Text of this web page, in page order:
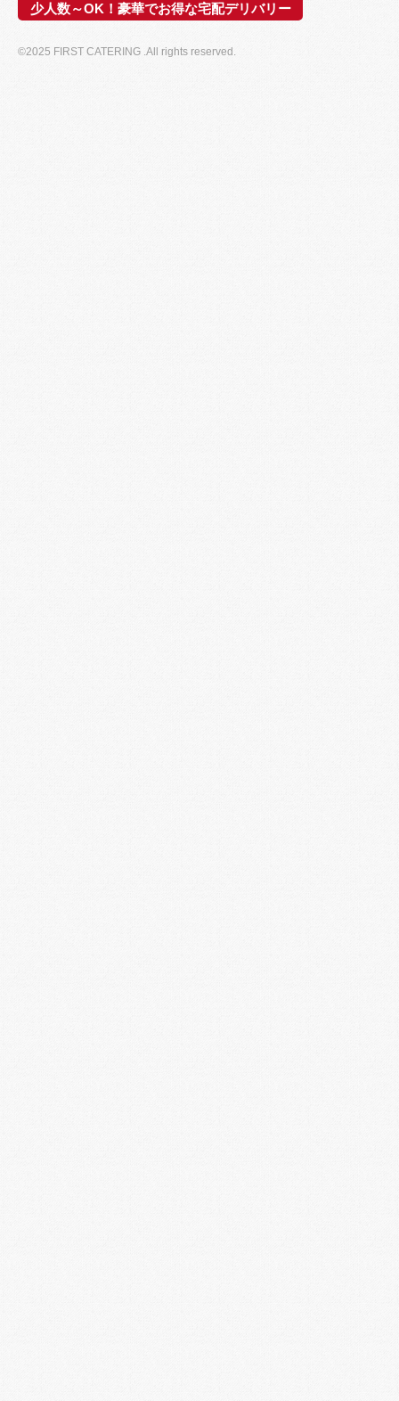
少人数～OK！豪華でお得な宅配デリバリー
©2025 FIRST CATERING .All rights reserved.